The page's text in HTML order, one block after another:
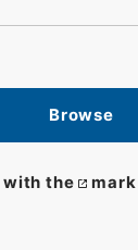
Browse
with the